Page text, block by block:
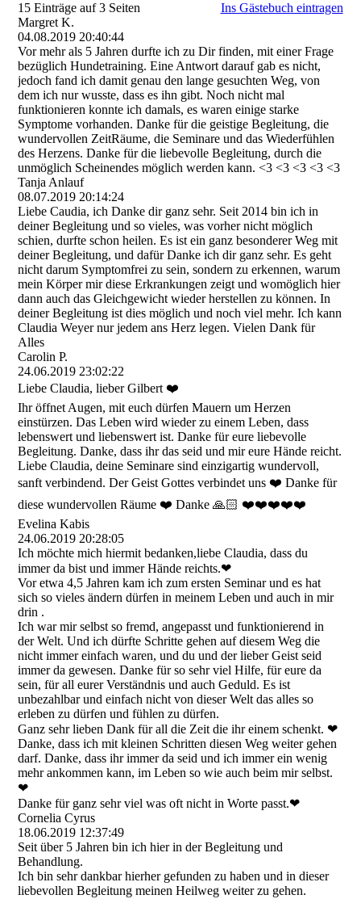
15 Einträge auf 3 Seiten
Ins Gästebuch eintragen
Margret K.
04.08.2019 20:40:44
Vor mehr als 5 Jahren durfte ich zu Dir finden, mit einer Frage
bezüglich Hundetraining. Eine Antwort darauf gab es nicht,
jedoch fand ich damit genau den lange gesuchten Weg, von
dem ich nur wusste, dass es ihn gibt. Noch nicht mal
funktionieren konnte ich damals, es waren einige starke
Symptome vorhanden. Danke für die geistige Begleitung, die
wundervollen ZeitRäume, die Seminare und das Wiederfühlen
des Herzens. Danke für die liebevolle Begleitung, durch die
unmöglich Scheinendes möglich werden kann. <3 <3 <3 <3 <3
Tanja Anlauf
08.07.2019 20:14:24
Liebe Caudia, ich Danke dir ganz sehr. Seit 2014 bin ich in
deiner Begleitung und so vieles, was vorher nicht möglich
schien, durfte schon heilen. Es ist ein ganz besonderer Weg mit
deiner Begleitung, und dafür Danke ich dir ganz sehr. Es geht
nicht darum Symptomfrei zu sein, sondern zu erkennen, warum
mein Körper mir diese Erkrankungen zeigt und womöglich hier
dann auch das Gleichgewicht wieder herstellen zu können. In
deiner Begleitung ist dies möglich und noch viel mehr. Ich kann
Claudia Weyer nur jedem ans Herz legen. Vielen Dank für
Alles
Carolin P.
24.06.2019 23:02:22
Liebe Claudia, lieber Gilbert ❤️
Ihr öffnet Augen, mit euch dürfen Mauern um Herzen
einstürzen. Das Leben wird wieder zu einem Leben, dass
lebenswert und liebenswert ist. Danke für eure liebevolle
Begleitung. Danke, dass ihr das seid und mir eure Hände reicht.
Liebe Claudia, deine Seminare sind einzigartig wundervoll,
sanft verbindend. Der Geist Gottes verbindet uns ❤️ Danke für
diese wundervollen Räume ❤️ Danke 🙏🏻 ❤️❤️❤️❤️❤️
Evelina Kabis
24.06.2019 20:28:05
Ich möchte mich hiermit bedanken,liebe Claudia, dass du
immer da bist und immer Hände reichts.❤
Vor etwa 4,5 Jahren kam ich zum ersten Seminar und es hat
sich so vieles ändern dürfen in meinem Leben und auch in mir
drin .
Ich war mir selbst so fremd, angepasst und funktionierend in
der Welt. Und ich dürfte Schritte gehen auf diesem Weg die
nicht immer einfach waren, und du und der lieber Geist seid
immer da gewesen. Danke für so sehr viel Hilfe, für eure da
sein, für all eurer Verständnis und auch Geduld. Es ist
unbezahlbar und einfach nicht von dieser Welt das alles so
erleben zu dürfen und fühlen zu dürfen.
Ganz sehr lieben Dank für all die Zeit die ihr einem schenkt. ❤
Danke, dass ich mit kleinen Schritten diesen Weg weiter gehen
darf. Danke, dass ihr immer da seid und ich immer ein wenig
mehr ankommen kann, im Leben so wie auch beim mir selbst.
❤
Danke für ganz sehr viel was oft nicht in Worte passt.❤
Cornelia Cyrus
18.06.2019 12:37:49
Seit über 5 Jahren bin ich hier in der Begleitung und
Behandlung.
Ich bin sehr dankbar hierher gefunden zu haben und in dieser
liebevollen Begleitung meinen Heilweg weiter zu gehen.